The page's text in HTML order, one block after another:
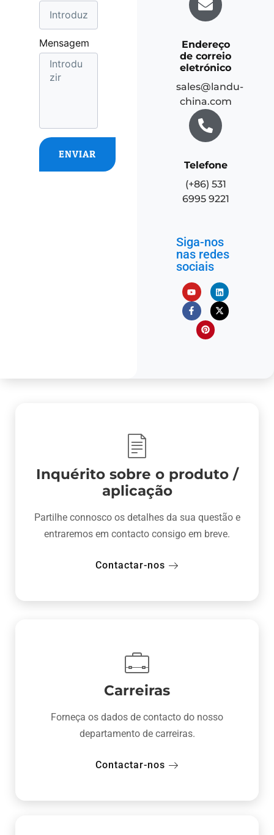
Mensagem
ENVIAR
Endereço
de correio
eletrónico
sales@landu-
china.com
Telefone
(+86) 531
6995 9221
Siga-nos
nas redes
sociais
Inquérito sobre o produto /
aplicação
Partilhe connosco os detalhes da sua questão e
entraremos em contacto consigo em breve.
Contactar-nos
Carreiras
Forneça os dados de contacto do nosso
departamento de carreiras.
Contactar-nos